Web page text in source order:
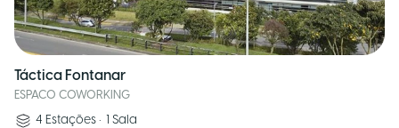
Táctica Fontanar
ESPACO COWORKING
4 Estações • 1 Sala